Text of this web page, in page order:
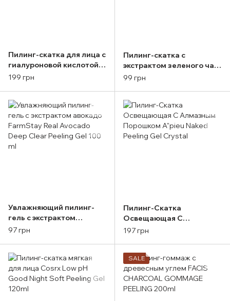
Пилинг-скатка для лица с
гиалуроновой кислотой и
AHA кислотами Missha
199 грн
Пилинг-скатка с
экстрактом зеленого чая
FarmStay Real Green Tea
99 грн
Увлажняющий пилинг-
гель с экстрактом
авокадо FarmStay Real
97 грн
Пилинг-Скатка
Освещающая С
Алмазным Порошком
197 грн
SALE